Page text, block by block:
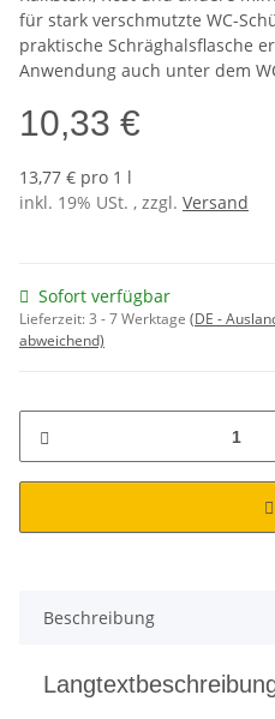
für stark verschmutzte WC-
praktische Schräghalsflasche
Anwendung auch unter dem
10,33 €
13,77 € pro 1 l
inkl. 19% USt. , zzgl. Versand
Sofort verfügbar
Lieferzeit:3 - 7 Werktage (DE -
abweichend)
Beschreibung